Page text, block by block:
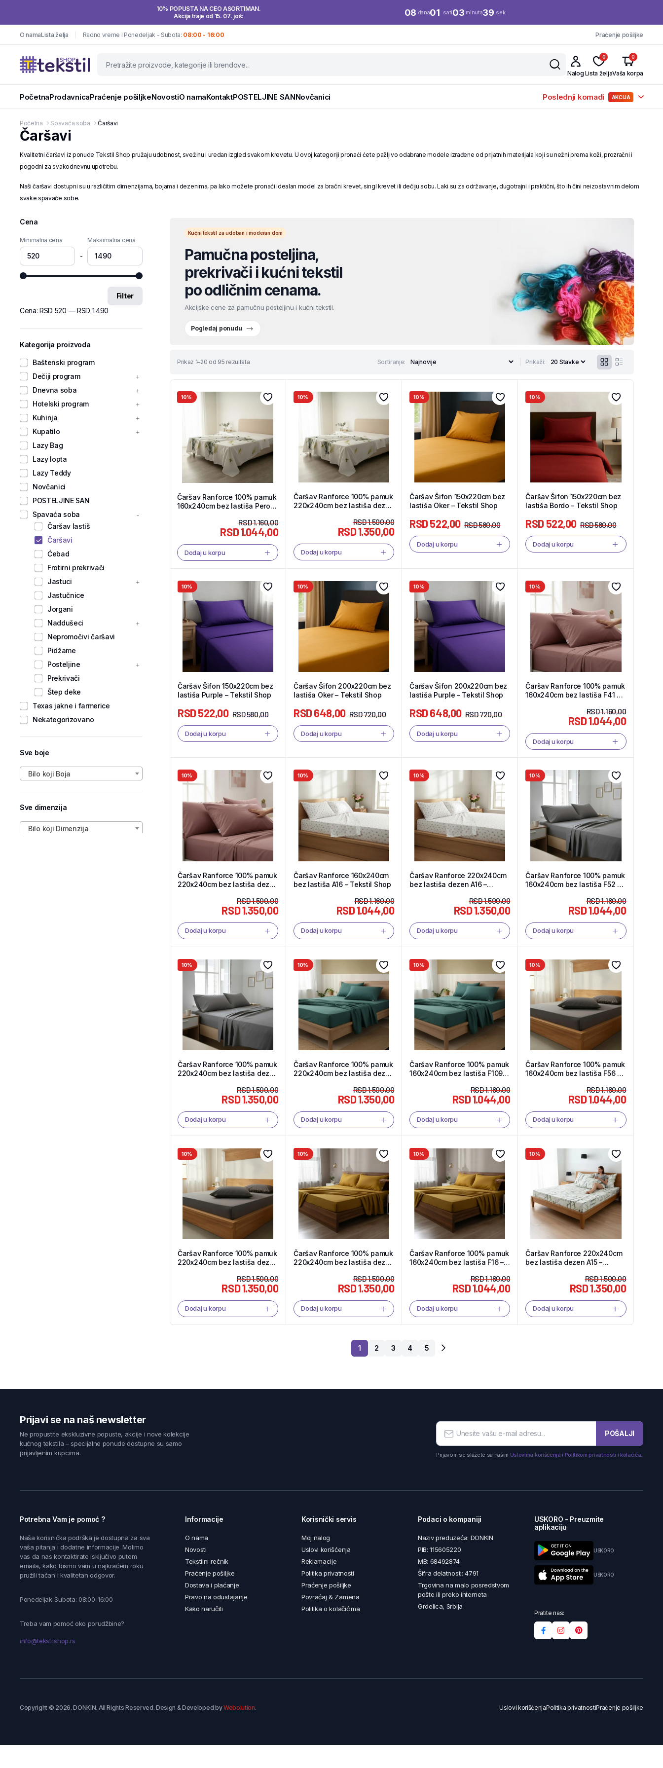
10% POPUSTA NA CEO ASORTIMAN.
Akcija traje od 15. 07. još:
08 dana01 sati03 minuta38 sek.
O namaLista želja Radno vreme I Ponedeljak - Subota: 08:00 - 16:00 Praćenje pošiljke
Nalog
0
Lista želja
0
Vaša korpa
PočetnaProdavnicaPraćenje pošiljkeNovostiO namaKontaktPOSTELJINE SANNovčanici Poslednji komadi AKCIJA
Početna Spavaća soba Čaršavi
Čaršavi
Kvalitetni čaršavi iz ponude Tekstil Shop pružaju udobnost, svežinu i uredan izgled svakom krevetu. U ovoj kategoriji pronaći ćete pažljivo odabrane modele izrađene od prijatnih materijala koji su nežni prema koži, prozračni i
pogodni za svakodnevnu upotrebu.
Naši čaršavi dostupni su u različitim dimenzijama, bojama i dezenima, pa lako možete pronaći idealan model za bračni krevet, singl krevet ili dečiju sobu. Laki su za održavanje, dugotrajni i praktični, što ih čini neizostavnim delom
svake spavaće sobe.
Kućni tekstil za udoban i moderan dom
Pamučna posteljina,
prekrivači i kućni tekstil
po odličnim cenama.
Akcijske cene za pamučnu posteljinu i kućni tekstil.
Pogledaj ponudu
Prikaz 1–20 od 95 rezultata Sortiranje: Prikaži:
10%
Čaršav Ranforce 100% pamuk
160x240cm bez lastiša Pero –
RSD1.160,00
RSD1.044,00
Dodaj u korpu
10%
Čaršav Ranforce 100% pamuk
220x240cm bez lastiša dezen
RSD1.500,00
RSD1.350,00
Dodaj u korpu
10%
Čaršav Šifon 150x220cm bez
lastiša Oker – Tekstil Shop
RSD580,00
RSD522,00
Dodaj u korpu
10%
Čaršav Šifon 150x220cm bez
lastiša Bordo – Tekstil Shop
RSD580,00
RSD522,00
Dodaj u korpu
10%
Čaršav Šifon 150x220cm bez
lastiša Purple – Tekstil Shop
RSD580,00
RSD522,00
Dodaj u korpu
10%
Čaršav Šifon 200x220cm bez
lastiša Oker – Tekstil Shop
RSD720,00
RSD648,00
Dodaj u korpu
10%
Čaršav Šifon 200x220cm bez
lastiša Purple – Tekstil Shop
RSD720,00
RSD648,00
Dodaj u korpu
10%
Čaršav Ranforce 100% pamuk
160x240cm bez lastiša F41 –
RSD1.160,00
RSD1.044,00
Dodaj u korpu
10%
Čaršav Ranforce 100% pamuk
220x240cm bez lastiša dezen
RSD1.500,00
RSD1.350,00
Dodaj u korpu
10%
Čaršav Ranforce 160x240cm
bez lastiša A16 – Tekstil Shop
RSD1.160,00
RSD1.044,00
Dodaj u korpu
10%
Čaršav Ranforce 220x240cm
bez lastiša dezen A16 –
RSD1.500,00
RSD1.350,00
Dodaj u korpu
10%
Čaršav Ranforce 100% pamuk
160x240cm bez lastiša F52 –
RSD1.160,00
RSD1.044,00
Dodaj u korpu
10%
Čaršav Ranforce 100% pamuk
220x240cm bez lastiša dezen
RSD1.500,00
RSD1.350,00
Dodaj u korpu
10%
Čaršav Ranforce 100% pamuk
220x240cm bez lastiša dezen
RSD1.500,00
RSD1.350,00
Dodaj u korpu
10%
Čaršav Ranforce 100% pamuk
160x240cm bez lastiša F109 –
RSD1.160,00
RSD1.044,00
Dodaj u korpu
10%
Čaršav Ranforce 100% pamuk
160x240cm bez lastiša F56 –
RSD1.160,00
RSD1.044,00
Dodaj u korpu
10%
Čaršav Ranforce 100% pamuk
220x240cm bez lastiša dezen
RSD1.500,00
RSD1.350,00
Dodaj u korpu
10%
Čaršav Ranforce 100% pamuk
220x240cm bez lastiša dezen
RSD1.500,00
RSD1.350,00
Dodaj u korpu
10%
Čaršav Ranforce 100% pamuk
160x240cm bez lastiša F16 –
RSD1.160,00
RSD1.044,00
Dodaj u korpu
10%
Čaršav Ranforce 220x240cm
bez lastiša dezen A15 –
RSD1.500,00
RSD1.350,00
Dodaj u korpu
1 2 3 4 5
Cena
Minimalna cena
-
Maksimalna cena
Filter
Cena:RSD 520 —RSD 1.490
Kategorija proizvoda
Baštenski program
Dečiji program
Dnevna soba
Hotelski program
Kuhinja
Kupatilo
Lazy Bag
Lazy lopta
Lazy Teddy
Novčanici
POSTELJINE SAN
Spavaća soba
Čaršav lastiš
Čaršavi
Ćebad
Frotirni prekrivači
Jastuci
Jastučnice
Jorgani
Naddušeci
Nepromočivi čaršavi
Pidžame
Posteljine
Prekrivači
Štep deke
Texas jakne i farmerice
Nekategorizovano
Sve boje
Bilo koji Boja
Sve dimenzija
Bilo koji Dimenzija
Prijavi se na naš newsletter
Ne propustite ekskluzivne popuste, akcije i nove kolekcije
kućnog tekstila – specijalne ponude dostupne su samo
prijavljenim kupcima.
POŠALJI
Prijavom se slažete sa našim Uslovima korišćenja i Politikom privatnosti i kolačića.
Potrebna Vam je pomoć ?
Naša korisnička podrška je dostupna za sva
vaša pitanja i dodatne informacije. Molimo
vas da nas kontaktirate isključivo putem
emaila, kako bismo vam u najkraćem roku
pružili tačan i kvalitetan odgovor.
Ponedeljak-Subota: 08:00-16:00
Treba vam pomoć oko porudžbine?
info@tekstilshop.rs
Informacije
O nama
Novosti
Tekstilni rečnik
Praćenje pošiljke
Dostava i plaćanje
Pravo na odustajanje
Kako naručiti
Korisnički servis
Moj nalog
Uslovi korišćenja
Reklamacije
Politika privatnosti
Praćenje pošiljke
Povraćaj & Zamena
Politika o kolačićima
Podaci o kompaniji
Naziv preduzeća: DONKIN
PIB: 115605220
MB: 68492874
Šifra delatnosti: 4791
Trgovina na malo posredstvom
pošte ili preko interneta
Grdelica, Srbija
USKORO - Preuzmite
aplikaciju
USKORO
USKORO
Pratite nas:
Copyright © 2026. DONKIN. All Rights Reserved. Design & Developed byWebolution. Uslovi korišćenjaPolitika privatnostiPraćenje pošiljke